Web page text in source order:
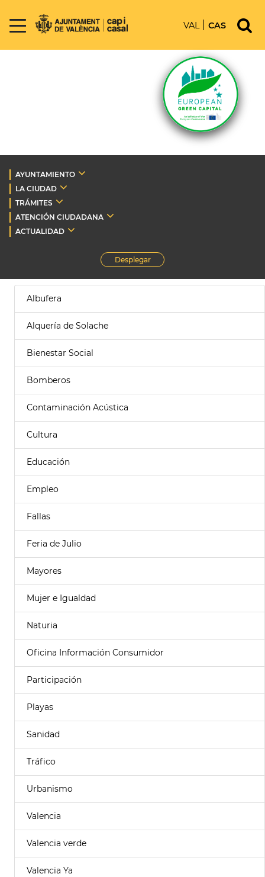
VAL CAS
AYUNTAMIENTO
LA CIUDAD
TRÁMITES
ATENCIÓN CIUDADANA
ACTUALIDAD
Desplegar
Albufera
Alquería de Solache
Bienestar Social
Bomberos
Contaminación Acústica
Cultura
Educación
Empleo
Fallas
Feria de Julio
Mayores
Mujer e Igualdad
Naturia
Oficina Información Consumidor
Participación
Playas
Sanidad
Tráfico
Urbanismo
Valencia
Valencia verde
Valencia Ya